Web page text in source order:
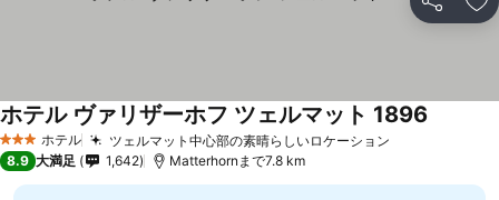
シェア お
3 ホテルのランク
ホテル ツェルマット中心部の素晴らしいロケーション
ホテル ヴァリザーホフ ツェルマット 1896
8.9 大満足 1,642 Matterhornまで7.8 km